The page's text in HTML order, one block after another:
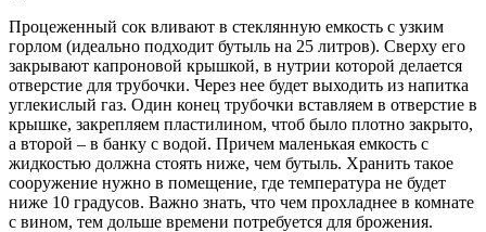
Процеженный сок вливают в стеклянную емкость с узким
горлом (идеально подходит бутыль на 25 литров). Сверху его
закрывают капроновой крышкой, в нутрии которой делается
отверстие для трубочки. Через нее будет выходить из напитка
углекислый газ. Один конец трубочки вставляем в отверстие в
крышке, закрепляем пластилином, чтоб было плотно закрыто,
а второй – в банку с водой. Причем маленькая емкость с
жидкостью должна стоять ниже, чем бутыль. Хранить такое
сооружение нужно в помещение, где температура не будет
ниже 10 градусов. Важно знать, что чем прохладнее в комнате
с вином, тем дольше времени потребуется для брожения.